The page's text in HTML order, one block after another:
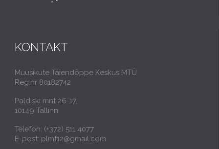
KONTAKT
Muusikute Täiendõppe Keskus MTÜ
Reg.nr 80182742
Paldiski mnt 26-17,
10149 Tallinn
Telefon: (+372) 511 4077
E-post: plmf12@gmail.com